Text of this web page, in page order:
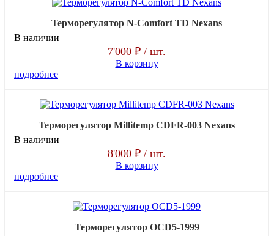
Терморегулятор N-Comfort TD Nexans
В наличии
7'000 ₽ / шт.
В корзину
подробнее
Терморегулятор Millitemp CDFR-003 Nexans
В наличии
8'000 ₽ / шт.
В корзину
подробнее
Терморегулятор OCD5-1999